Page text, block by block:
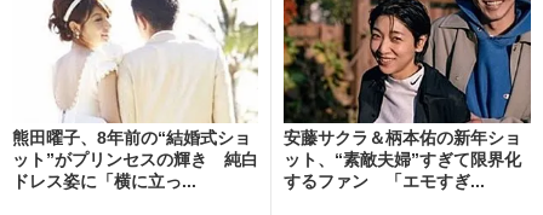
熊田曜子、8年前の“結婚式ショ
ット”がプリンセスの輝き 純白
ドレス姿に「横に立っ...
安藤サクラ＆柄本佑の新年ショ
ット、“素敵夫婦”すぎて限界化
するファン 「エモすぎ...